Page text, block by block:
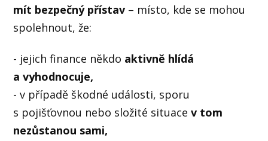
mít bezpečný přístav – místo, kde se mohou
spolehnout, že:
- jejich finance někdo aktivně hlídá
a vyhodnocuje,
- v případě škodné události, sporu
s pojišťovnou nebo složité situacev tom
nezůstanou sami,